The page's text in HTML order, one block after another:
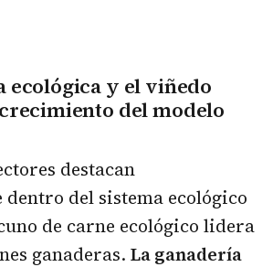
ecológica y el viñedo
del modelo
destacan
dentro del sistema ecológico
de carne ecológico lidera
ganaderas. La ganadería